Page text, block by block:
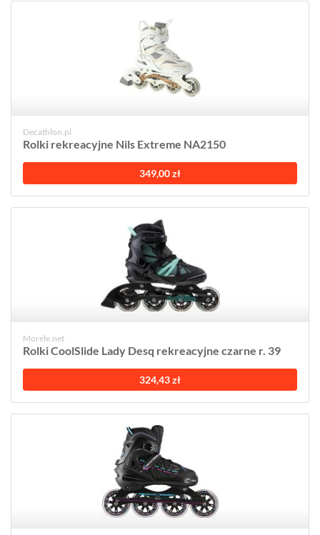
Decathlon.pl
Rolki rekreacyjne Nils Extreme NA2150
349,00 zł
Morele.net
Rolki CoolSlide Lady Desq rekreacyjne czarne r. 39
324,43 zł